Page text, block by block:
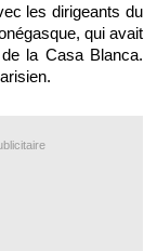
les dirigeants du
qui avait
la Casa Blanca.